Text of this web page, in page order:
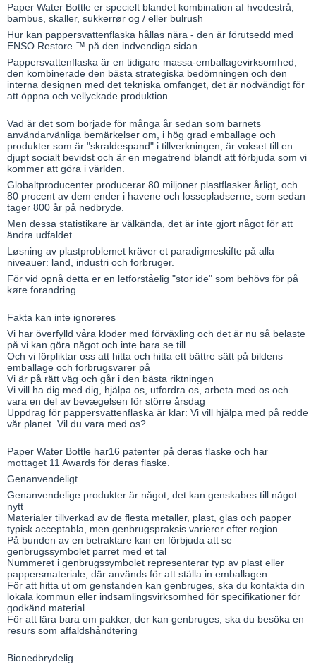
Paper Water Bottle er specielt blandet kombination af hvedestrå,
bambus, skaller, sukkerrør og / eller bulrush
Hur kan pappersvattenflaska hållas nära - den är förutsedd med
ENSO Restore ™ på den indvendiga sidan
Pappersvattenflaska är en tidigare massa-emballagevirksomhed,
den kombinerade den bästa strategiska bedömningen och den
interna designen med det tekniska omfanget, det är nödvändigt för
att öppna och vellyckade produktion.
Vad är det som började för många år sedan som barnets
användarvänliga bemärkelser om, i hög grad emballage och
produkter som är "skraldespand" i tillverkningen, är vokset till en
djupt socialt bevidst och är en megatrend blandt att förbjuda som vi
kommer att göra i världen.
Globaltproducenter producerar 80 miljoner plastflasker årligt, och
80 procent av dem ender i havene och lossepladserne, som sedan
tager 800 år på nedbryde.
Men dessa statistikare är välkända, det är inte gjort något för att
ändra udfaldet.
Løsning av plastproblemet kräver et paradigmeskifte på alla
niveauer: land, industri och forbruger.
För vid opnå detta er en letforståelig "stor ide" som behövs för på
køre forandring.
Fakta kan inte ignoreres
Vi har överfylld våra kloder med förväxling och det är nu så belaste
på vi kan göra något och inte bara se till
Och vi förpliktar oss att hitta och hitta ett bättre sätt på bildens
emballage och forbrugsvarer på
Vi är på rätt väg och går i den bästa riktningen
Vi vill ha dig med dig, hjälpa os, utfordra os, arbeta med os och
vara en del av bevægelsen för större årsdag
Uppdrag för pappersvattenflaska är klar: Vi vill hjälpa med på redde
vår planet. Vil du vara med os?
Paper Water Bottle har16 patenter på deras flaske och har
mottaget 11 Awards för deras flaske.
Genanvendeligt
Genanvendelige produkter är något, det kan genskabes till något
nytt
Materialer tillverkad av de flesta metaller, plast, glas och papper
typisk acceptabla, men genbrugspraksis varierer efter region
På bunden av en betraktare kan en förbjuda att se
genbrugssymbolet parret med et tal
Nummeret i genbrugssymbolet representerar typ av plast eller
pappersmateriale, där används för att ställa in emballagen
För att hitta ut om genstanden kan genbruges, ska du kontakta din
lokala kommun eller indsamlingsvirksomhed för specifikationer för
godkänd material
För att lära bara om pakker, der kan genbruges, ska du besöka en
resurs som affaldshåndtering
Bionedbrydelig